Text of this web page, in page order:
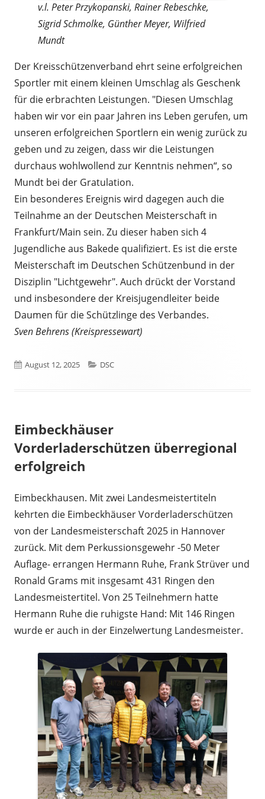
v.l. Peter Przykopanski, Rainer Rebeschke,
Sigrid Schmolke, Günther Meyer, Wilfried
Mundt
Der Kreisschützenverband ehrt seine erfolgreichen
Sportler mit einem kleinen Umschlag als Geschenk
für die erbrachten Leistungen. "Diesen Umschlag
haben wir vor ein paar Jahren ins Leben gerufen, um
unseren erfolgreichen Sportlern ein wenig zurück zu
geben und zu zeigen, dass wir die Leistungen
durchaus wohlwollend zur Kenntnis nehmen“, so
Mundt bei der Gratulation.
Ein besonderes Ereignis wird dagegen auch die
Teilnahme an der Deutschen Meisterschaft in
Frankfurt/Main sein. Zu dieser haben sich 4
Jugendliche aus Bakede qualifiziert. Es ist die erste
Meisterschaft im Deutschen Schützenbund in der
Disziplin "Lichtgewehr". Auch drückt der Vorstand
und insbesondere der Kreisjugendleiter beide
Daumen für die Schützlinge des Verbandes.
Sven Behrens (Kreispressewart)
Veröffentlicht
August 12, 2025 Kategorien
DSC
Eimbeckhäuser
Vorderladerschützen überregional
erfolgreich
Eimbeckhausen. Mit zwei Landesmeistertiteln
kehrten die Eimbeckhäuser Vorderladerschützen
von der Landesmeisterschaft 2025 in Hannover
zurück. Mit dem Perkussionsgewehr -50 Meter
Auflage- errangen Hermann Ruhe, Frank Strüver und
Ronald Grams mit insgesamt 431 Ringen den
Landesmeistertitel. Von 25 Teilnehmern hatte
Hermann Ruhe die ruhigste Hand: Mit 146 Ringen
wurde er auch in der Einzelwertung Landesmeister.